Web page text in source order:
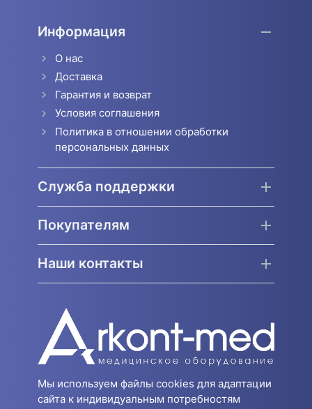
Информация
О нас
Доставка
Гарантия и возврат
Условия соглашения
Политика в отношении обработки
персональных данных
Служба поддержки
Покупателям
Наши контакты
Мы используем файлы cookies для адаптации
сайта к индивидуальным потребностям